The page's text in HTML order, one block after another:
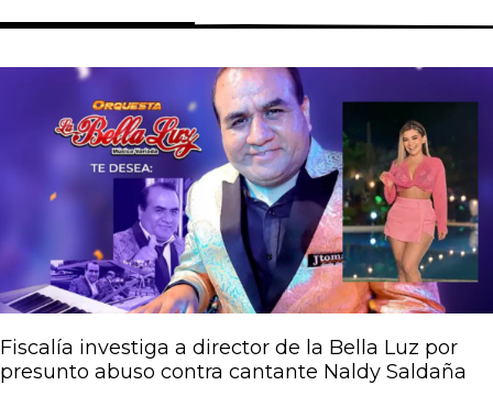
Fiscalía investiga a director de la Bella Luz por
presunto abuso contra cantante Naldy Saldaña
PáginaPágina
Página
Página
Página